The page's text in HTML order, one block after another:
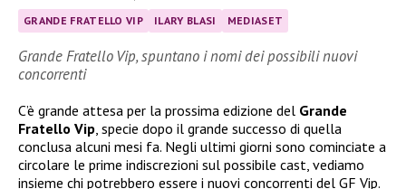
GRANDE FRATELLO VIP ILARY BLASI MEDIASET
Grande Fratello Vip, spuntano i nomi dei possibili nuovi
concorrenti
C’è grande attesa per la prossima edizione del Grande
Fratello Vip, specie dopo il grande successo di quella
conclusa alcuni mesi fa. Negli ultimi giorni sono cominciate a
circolare le prime indiscrezioni sul possibile cast, vediamo
insieme chi potrebbero essere i nuovi concorrenti del GF Vip.